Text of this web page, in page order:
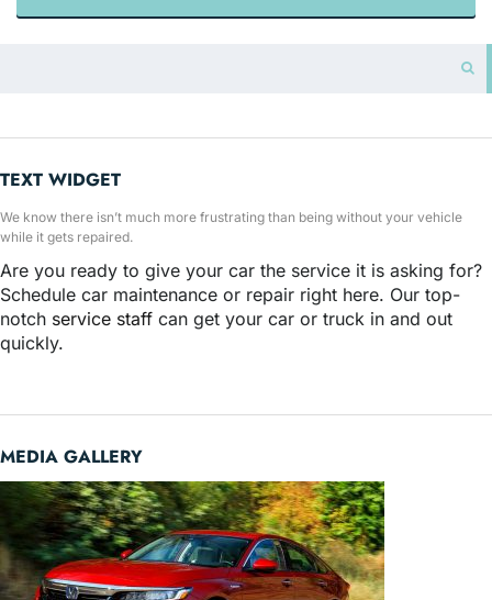
TEXT WIDGET
We know there isn’t much more frustrating than being without your vehicle
while it gets repaired.
Are you ready to give your car the service it is asking for?
Schedule car maintenance or repair right here. Our top-
notch service staff can get your car or truck in and out
quickly.
MEDIA GALLERY